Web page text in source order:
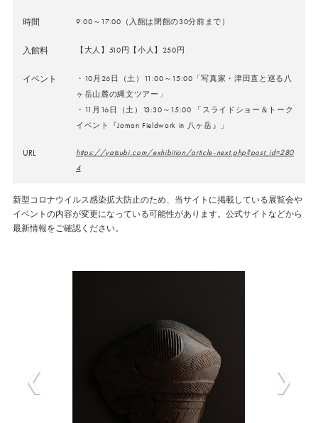
時間 9:00～17:00（入館は閉館の30分前まで）
入館料 【大人】510円【小人】250円
イベント
・10月26日（土）11:00～15:00「写真家・津田直と巡る八
ヶ岳山麓の縄文ツアー」
・11月16日（土）13:30～15:00 「スライドショー＆トーク
イベント『Jomon Fieldwork in 八ヶ岳』」
URL
https://yatsubi.com/exhibition/article-next.php?post_id=280
4
新型コロナウイルス感染拡大防止のため、当サイトに掲載している展覧会や
イベントの内容が変更になっている可能性があります。公式サイトなどから
最新情報をご確認ください。